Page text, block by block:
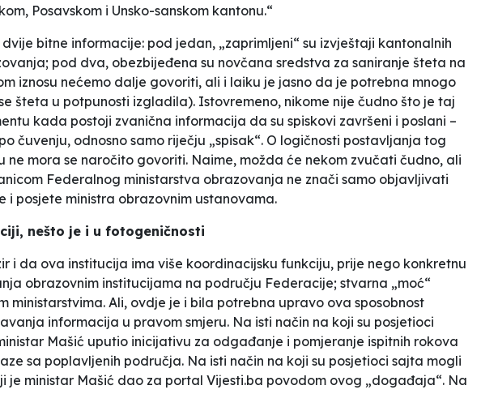
Posavskom i Unsko-sanskom kantonu.“
bitne informacije: pod jedan, „zaprimljeni“ su izvještaji kantonalnih
pod dva, obezbijeđena su novčana sredstva za saniranje šteta na
iznosu nećemo dalje govoriti, ali i laiku je jasno da je potrebna mnogo
šteta u potpunosti izgladila). Istovremeno, nikome nije čudno što je taj
kada postoji zvanična informacija da su spiskovi završeni i poslani –
čuvenju, odnosno samo riječju „spisak“. O logičnosti postavljanja tog
ne mora se naročito govoriti. Naime, možda će nekom zvučati čudno, ali
Federalnog ministarstva obrazovanja ne znači samo objavljivati
i posjete ministra obrazovnim ustanovama.
nešto je i u fotogeničnosti
i da ova institucija ima više koordinacijsku funkciju, prije nego konkretnu
obrazovnim institucijama na području Federacije; stvarna „moć“
ministarstvima. Ali, ovdje je i bila potrebna upravo ova sposobnost
informacija u pravom smjeru. Na isti način na koji su posjetioci
Mašić uputio inicijativu za odgađanje i pomjeranje ispitnih rokova
sa poplavljenih područja. Na isti način na koji su posjetioci sajta mogli
je ministar Mašić dao za portal Vijesti.ba povodom ovog „događaja“. Na